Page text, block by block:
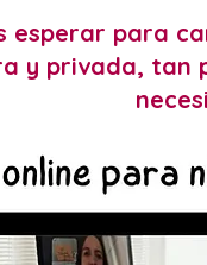
esperar para
y privada,